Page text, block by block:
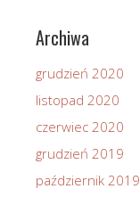
Archiwa
grudzień 2020
listopad 2020
czerwiec 2020
grudzień 2019
październik 2019